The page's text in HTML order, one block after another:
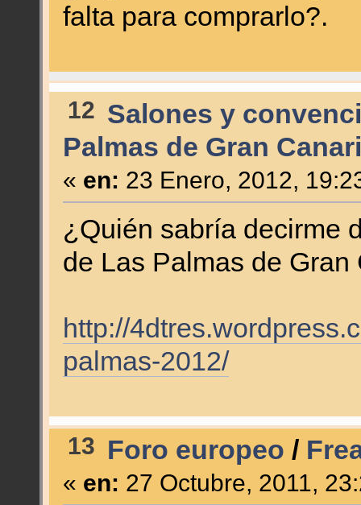
falta para comprarlo?.
12 Salones y
Palmas de Gran
« en: 23 Enero, 2012,
¿Quién sabría decirme
de Las Palmas de Gran
http://
palmas-2012/
13 Foro europeo /
« en: 27 Octubre, 2011,